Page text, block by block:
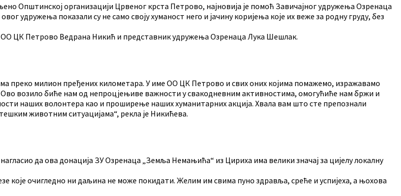
Општинској организацији Црвеног крста Петрово, најновија је помоћ Завичајног удружења Озренаца
удружења показали су не само своју хуманост него и јачину коријења које их веже за родну груду, без
ОО ЦК Петрово Ведрана Никић и представник удружења Озренаца Лука Шешлак.
преко милион пређених километара. У име ОО ЦК Петрово и свих оних којима помажемо, изражавамо
Ово возило биће нам од непроцјењиве важности у свакодневним активностима, омогућиће нам бржи и
наших волонтера као и проширење наших хуманитарних акција. Хвала вам што сте препознали
животним ситуацијама“, рекла је Никићева.
да ова донација ЗУ Озренаца „Земља Немањића“ из Цириха има велики значај за цијелу локалну
које очигледно ни даљина не може покидати. Желим им свима пуно здравља, среће и успијеха, а њохова